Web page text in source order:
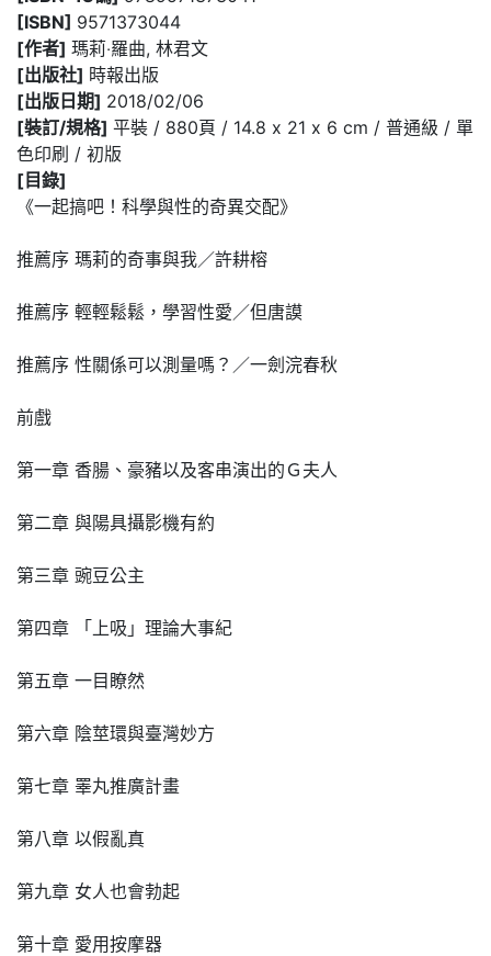
[ISBN] 9571373044
[作者]
瑪莉‧羅曲, 林君文
[出版社] 時報出版
[出版日期] 2018/02/06
[裝訂/規格] 平裝 / 880頁 / 14.8 x 21 x 6 cm / 普通級 / 單
色印刷 / 初版
[目錄]
《一起搞吧！科學與性的奇異交配》
推薦序 瑪莉的奇事與我／許耕榕
推薦序 輕輕鬆鬆，學習性愛／但唐謨
推薦序 性關係可以測量嗎？／一劍浣春秋
前戲
第一章 香腸、豪豬以及客串演出的Ｇ夫人
第二章 與陽具攝影機有約
第三章 豌豆公主
第四章 「上吸」理論大事紀
第五章 一目瞭然
第六章 陰莖環與臺灣妙方
第七章 睪丸推廣計畫
第八章 以假亂真
第九章 女人也會勃起
第十章 愛用按摩器